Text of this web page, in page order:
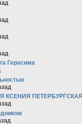
Герасима
КСЕНИЯ ПЕТЕРБУРГСКАЯ